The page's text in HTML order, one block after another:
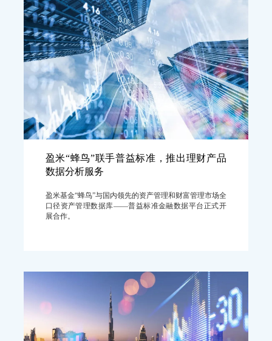
盈米“蜂鸟”联手普益标准，推出理财产品
数据分析服务
盈米基金“蜂鸟”与国内领先的资产管理和财富管理市场全
口径资产管理数据库——普益标准金融数据平台正式开
展合作。